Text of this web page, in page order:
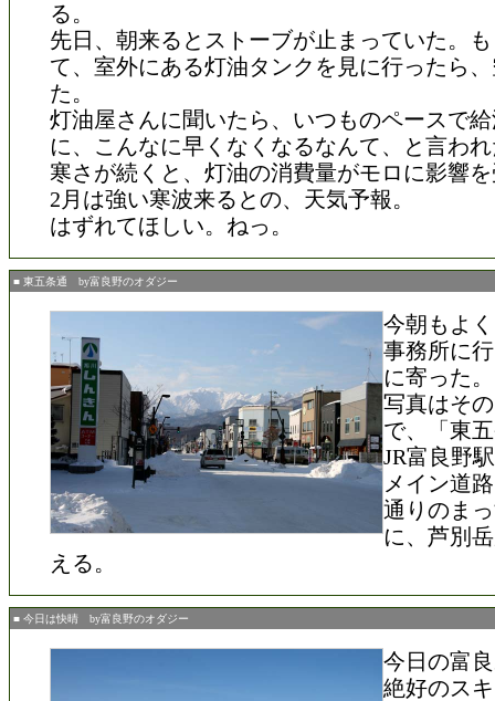
る。
先日、朝来るとストーブが止まっていた。
て、室外にある灯油タンクを見に行ったら
た。
灯油屋さんに聞いたら、いつものペースで
に、こんなに早くなくなるなんて、と言わ
寒さが続くと、灯油の消費量がモロに影響
2月は強い寒波来るとの、天気予報。
はずれてほしい。ねっ。
■ 東五条通 by富良野のオダジー
今朝もよ
事務所に
に寄った。
写真はそ
で、「東
JR富良野
メイン道
通りのま
に、芦別
える。
■ 今日は快晴 by富良野のオダジー
今日の富
絶好のス